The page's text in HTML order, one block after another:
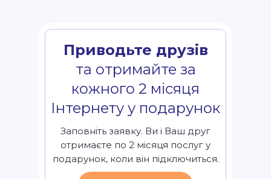
Приводьте друзів
та отримайте за
кожного 2 місяця
Інтернету у подарунок
Заповніть заявку. Ви і Ваш друг
отримаєте по 2 місяця послуг у
подарунок, коли він підключиться.